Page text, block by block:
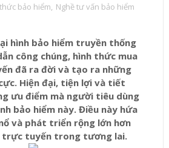
bảo hiểm, Nghề tư vấn bảo hiểm
hình bảo hiểm truyền thống
công chúng, hình thức mua
đã ra đời và tạo ra những
Hiện đại, tiện lợi và tiết
ưu điểm mà người tiêu dùng
bảo hiểm này. Điều này hứa
và phát triển rộng lớn hơn
trực tuyến trong tương lai.